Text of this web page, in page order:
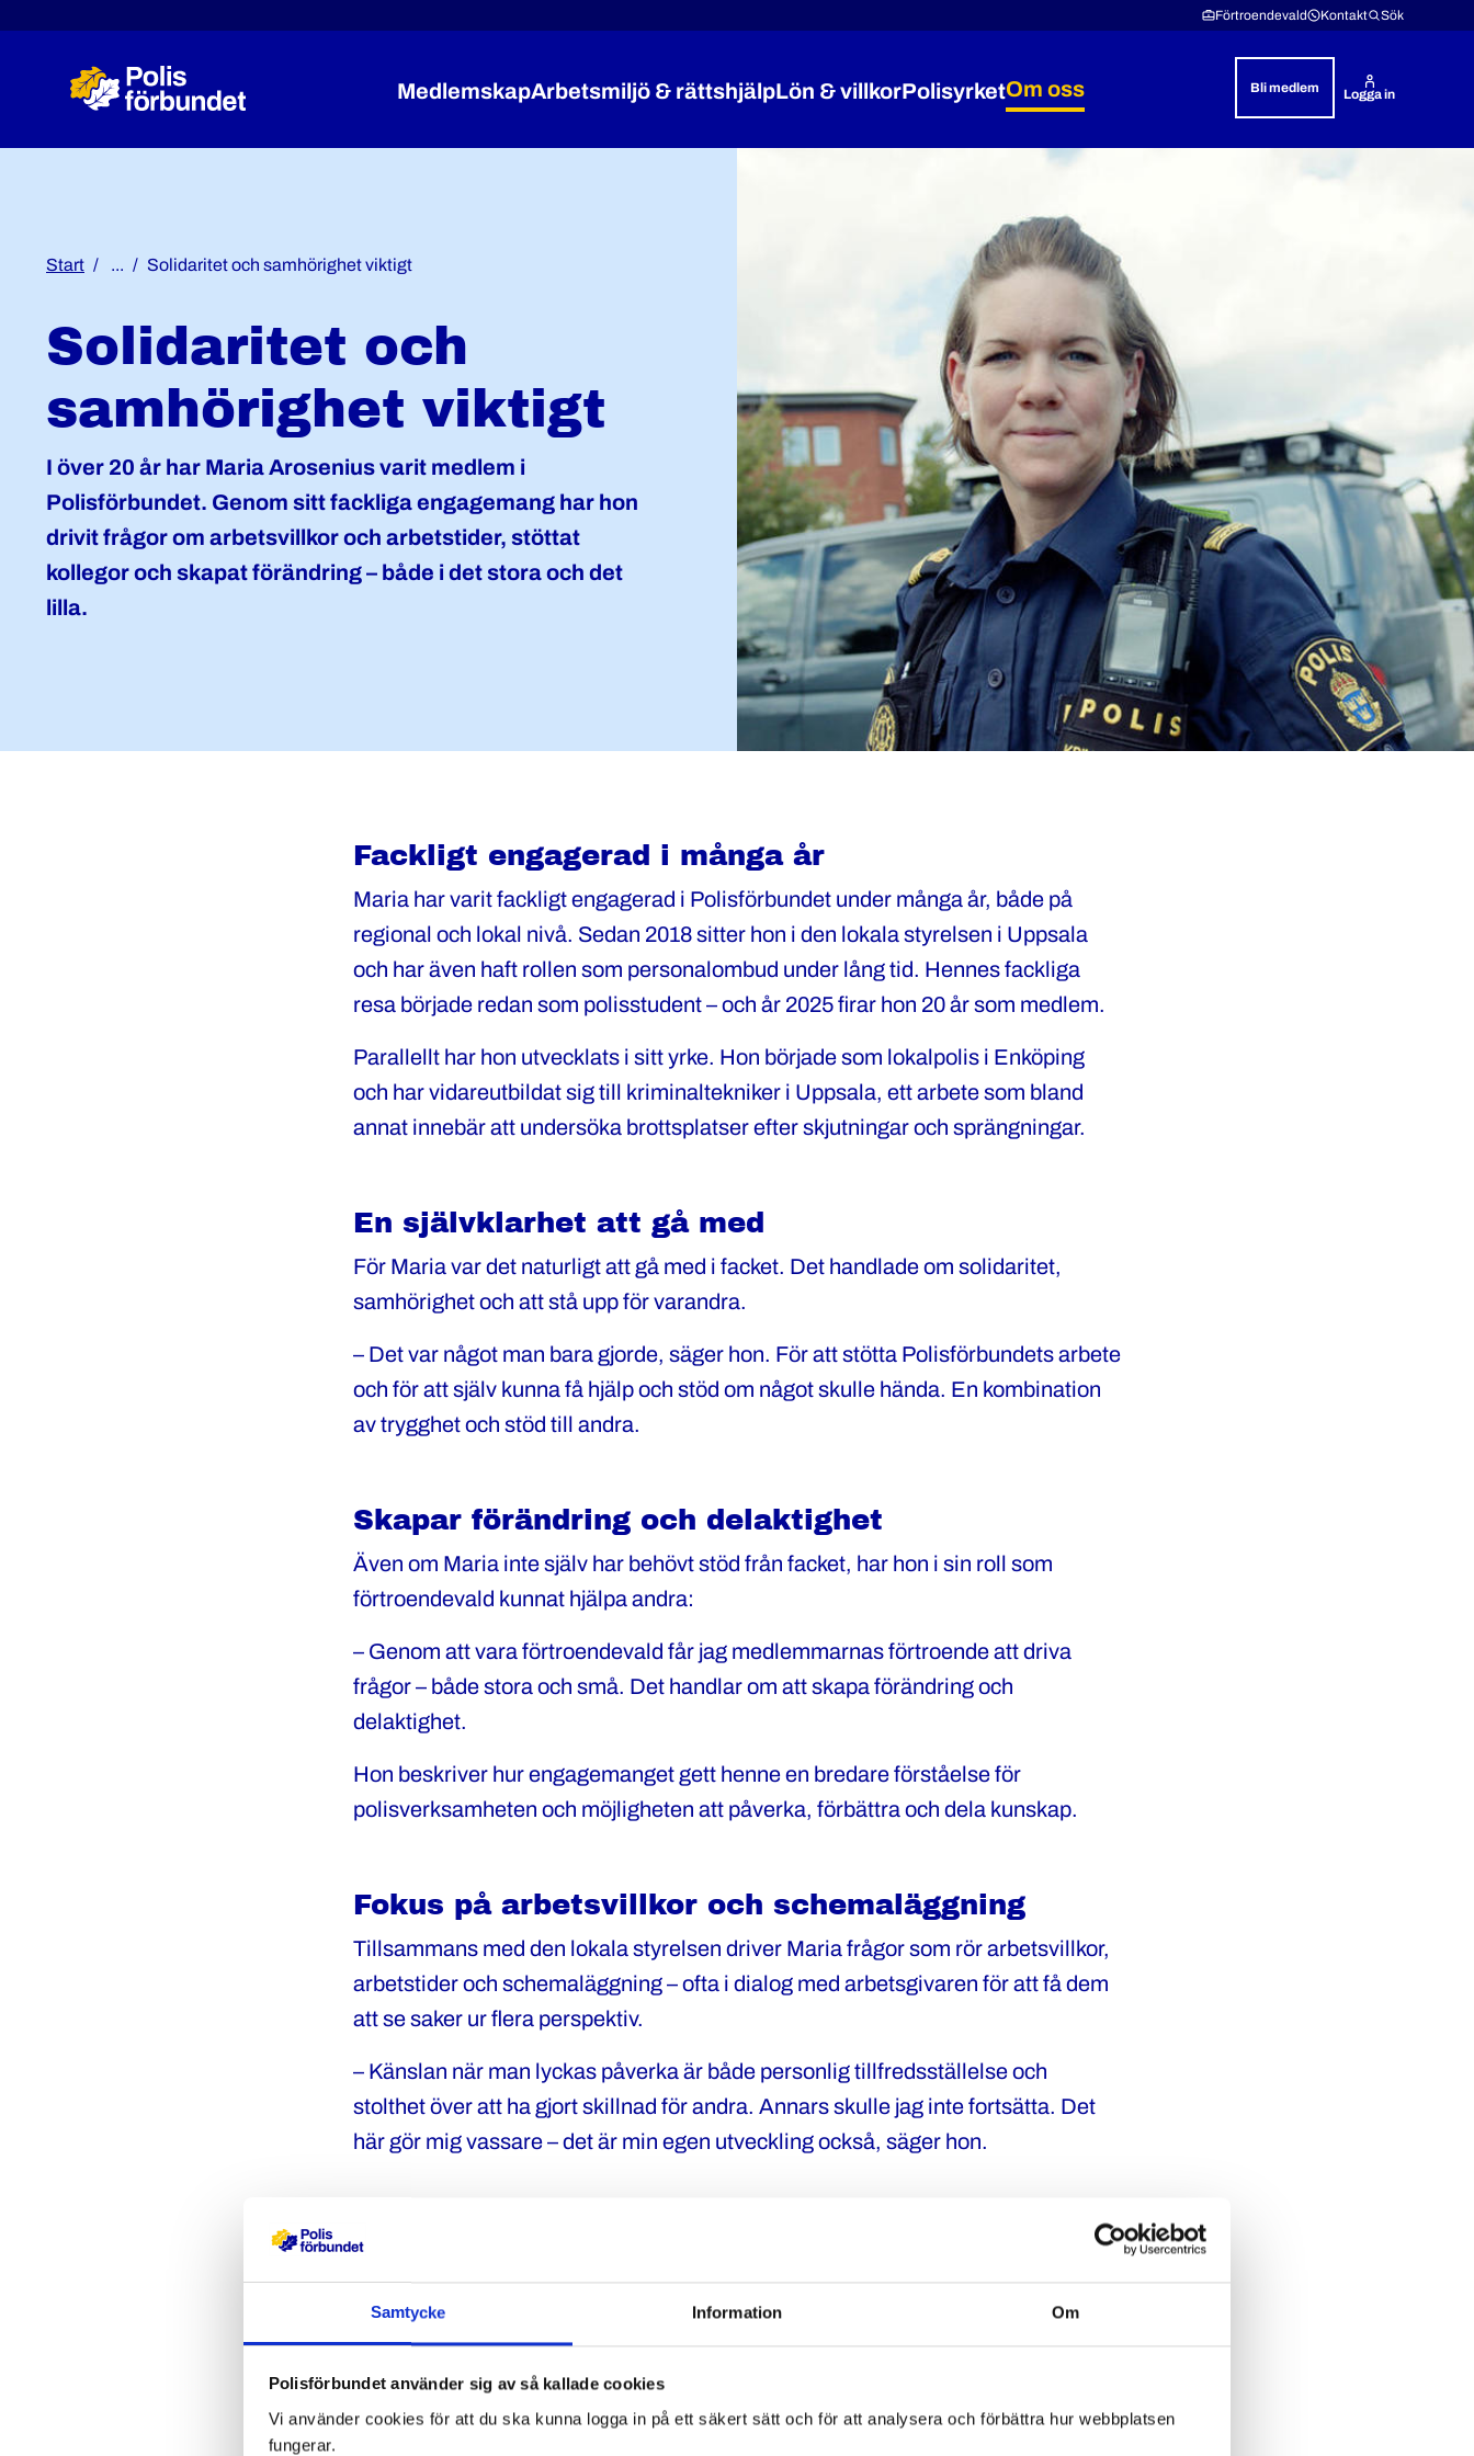
Samtycke Information Om
Polisförbundet använder sig av så kallade cookies
Vi använder cookies för att du ska kunna logga in på ett säkert sätt och för att analysera och förbättra hur webbplatsen
fungerar.
Förtroendevald Kontakt Sök
MedlemskapExpandera Medlemskap
Arbetsmiljö & rättshjälpExpandera Arbetsmiljö & rättshjälp
Lön & villkorExpandera Lön & villkor
PolisyrketExpandera Polisyrket
Om oss
Expandera Om oss
Bli medlem Logga in
Start ... Solidaritet och samhörighet viktigt
Solidaritet och
samhörighet viktigt
I över 20 år har Maria Arosenius varit medlem i
Polisförbundet. Genom sitt fackliga engagemang har hon
drivit frågor om arbetsvillkor och arbetstider, stöttat
kollegor och skapat förändring – både i det stora och det
lilla.
Fackligt engagerad i många år
Maria har varit fackligt engagerad i Polisförbundet under många år, både på
regional och lokal nivå. Sedan 2018 sitter hon i den lokala styrelsen i Uppsala
och har även haft rollen som personalombud under lång tid. Hennes fackliga
resa började redan som polisstudent – och år 2025 firar hon 20 år som medlem.
Parallellt har hon utvecklats i sitt yrke. Hon började som lokalpolis i Enköping
och har vidareutbildat sig till kriminaltekniker i Uppsala, ett arbete som bland
annat innebär att undersöka brottsplatser efter skjutningar och sprängningar.
En självklarhet att gå med
För Maria var det naturligt att gå med i facket. Det handlade om solidaritet,
samhörighet och att stå upp för varandra.
– Det var något man bara gjorde, säger hon. För att stötta Polisförbundets arbete
och för att själv kunna få hjälp och stöd om något skulle hända. En kombination
av trygghet och stöd till andra.
Skapar förändring och delaktighet
Även om Maria inte själv har behövt stöd från facket, har hon i sin roll som
förtroendevald kunnat hjälpa andra:
– Genom att vara förtroendevald får jag medlemmarnas förtroende att driva
frågor – både stora och små. Det handlar om att skapa förändring och
delaktighet.
Hon beskriver hur engagemanget gett henne en bredare förståelse för
polisverksamheten och möjligheten att påverka, förbättra och dela kunskap.
Fokus på arbetsvillkor och schemaläggning
Tillsammans med den lokala styrelsen driver Maria frågor som rör arbetsvillkor,
arbetstider och schemaläggning – ofta i dialog med arbetsgivaren för att få dem
att se saker ur flera perspektiv.
– Känslan när man lyckas påverka är både personlig tillfredsställelse och
stolthet över att ha gjort skillnad för andra. Annars skulle jag inte fortsätta. Det
här gör mig vassare – det är min egen utveckling också, säger hon.
Tillsammans är vi starka
För Maria handlar det fackliga arbetet om att använda sin erfarenhet till att stötta
andra. Hon betonar vikten av gemenskap och tillhörighet inom kåren: